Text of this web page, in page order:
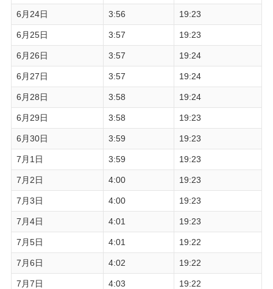
6月24日 3:56 19:23
6月25日 3:57 19:23
6月26日 3:57 19:24
6月27日 3:57 19:24
6月28日 3:58 19:24
6月29日 3:58 19:23
6月30日 3:59 19:23
7月1日 3:59 19:23
7月2日 4:00 19:23
7月3日 4:00 19:23
7月4日 4:01 19:23
7月5日 4:01 19:22
7月6日 4:02 19:22
7月7日 4:03 19:22